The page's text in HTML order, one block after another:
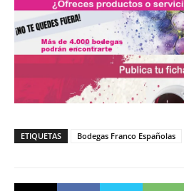
ETIQUETAS Bodegas Franco Españolas